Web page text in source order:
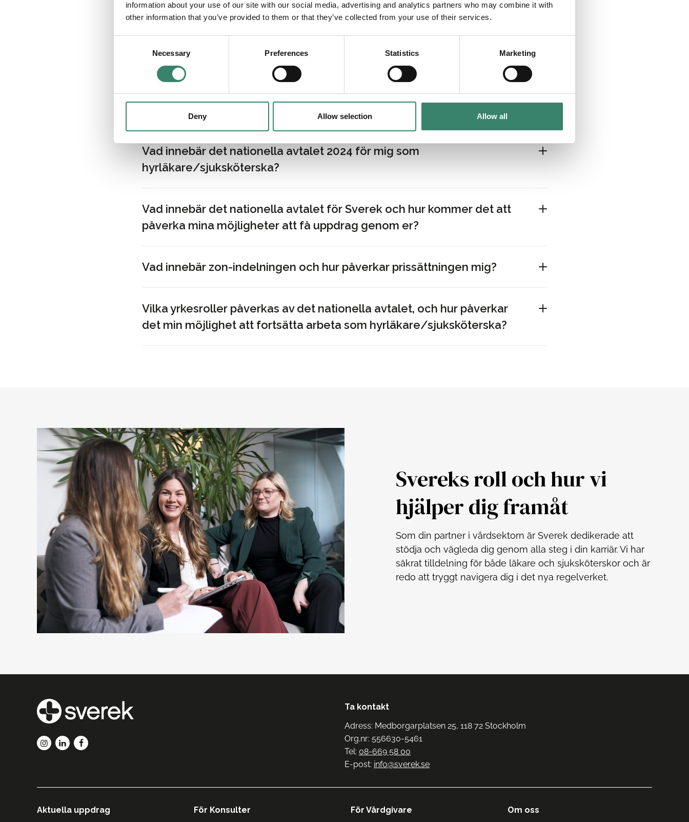
information about your use of our site with our social media, advertising and analytics partners who may combine it with
other information that you’ve provided to them or that they’ve collected from your use of their services.
e
Necessary Preferences Statistics Marketing
Deny Allow selection Allow all
Hur påverkas min pension av det nya avtalet och vad innebär det för
mig på lång sikt?
Hur påverkas mina pågående bokningar av det nya avtalet?
Vad innebär det nationella avtalet 2024 för mig som
hyrläkare/sjuksköterska?
Vad innebär det nationella avtalet för Sverek och hur kommer det att
påverka mina möjligheter att få uppdrag genom er?
Vad innebär zon-indelningen och hur påverkar prissättningen mig?
Vilka yrkesroller påverkas av det nationella avtalet, och hur påverkar
det min möjlighet att fortsätta arbeta som hyrläkare/sjuksköterska?
Svereks roll och hur vi
hjälper dig framåt
Som din partner i vårdsektorn är Sverek dedikerade att
stödja och vägleda dig genom alla steg i din karriär. Vi har
säkrat tilldelning för både läkare och sjuksköterskor och är
redo att tryggt navigera dig i det nya regelverket.
Ta kontakt
Adress: Medborgarplatsen 25, 118 72 Stockholm
Org.nr: 556630-5461
Tel: 08-669 58 00
E-post: info@sverek.se
Aktuella uppdrag För Konsulter För Vårdgivare Om oss